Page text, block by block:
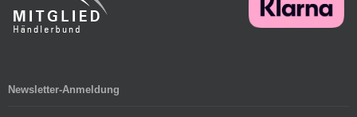
Newsletter-Anmeldung